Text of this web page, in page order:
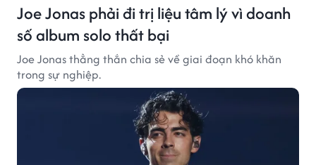
Joe Jonas phải đi trị liệu tâm lý vì doanh
số album solo thất bại
Joe Jonas thẳng thắn chia sẻ về giai đoạn khó khăn
trong sự nghiệp.